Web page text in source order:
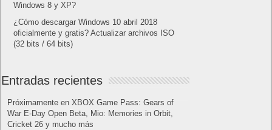
Windows 8 y XP?
¿Cómo descargar Windows 10 abril 2018
oficialmente y gratis? Actualizar archivos ISO
(32 bits / 64 bits)
Entradas recientes
Próximamente en XBOX Game Pass: Gears of
War E-Day Open Beta, Mio: Memories in Orbit,
Cricket 26 y mucho más